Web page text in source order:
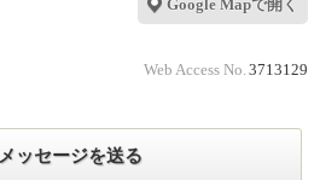
Google Mapで開く
Web Access No. 3713129
メッセージを送る